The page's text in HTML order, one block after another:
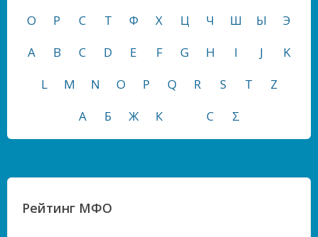
О
Р С Т Ф Х Ц Ч Ш Ы
Э
A
B C D E F G H I J
K
L
M N O P Q R S T
Z
А
Б Ж К С Σ
Рейтинг МФО